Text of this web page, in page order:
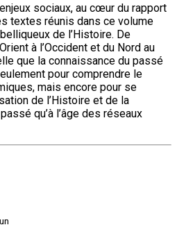
sociaux, au cœur du rapport
textes réunis dans ce volume
de l’Histoire. De
à l’Occident et du Nord au
que la connaissance du passé
pour comprendre le
mais encore pour se
de l’Histoire et de la
qu’à l’âge des réseaux